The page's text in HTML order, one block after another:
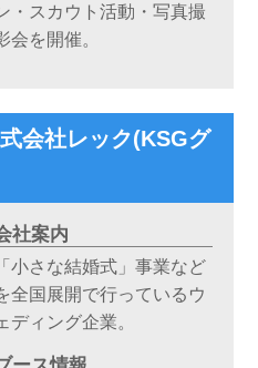
・スカウト活動・写真撮
会を開催。
会社レック(KSGグ
社案内
「小さな結婚式」事業など
全国展開で行っているウ
ディング企業。